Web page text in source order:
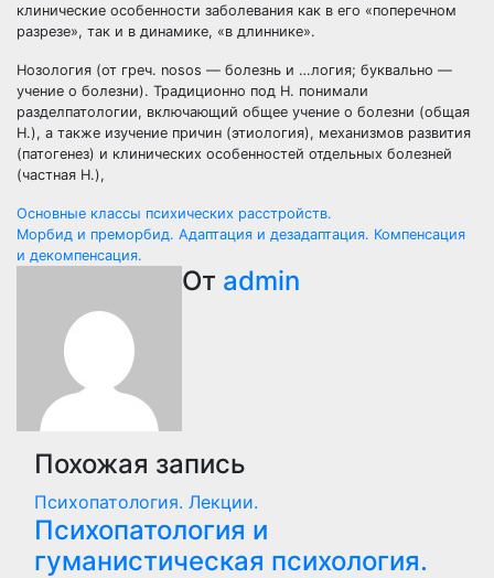
клинические особенности заболевания как в его «поперечном
разрезе», так и в динамике, «в длиннике».
Нозология (от греч. nosos — болезнь и …логия; буквально —
учение о болезни). Традиционно под Н. понимали
разделпатологии, включающий общее учение о болезни (общая
Н.), а также изучение причин (этиология), механизмов развития
(патогенез) и клинических особенностей отдельных болезней
(частная Н.),
Навигация
по
записям
Основные классы психических расстройств.
Морбид и преморбид. Адаптация и дезадаптация. Компенсация
и декомпенсация.
От admin
Похожая запись
Психопатология. Лекции.
Психопатология и
гуманистическая психология.